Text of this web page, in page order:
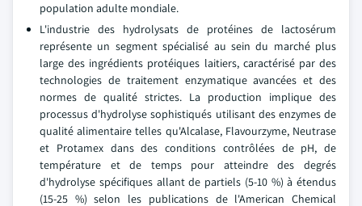
population adulte mondiale.
L'industrie des hydrolysats de protéines de lactosérum
représente un segment spécialisé au sein du marché plus
large des ingrédients protéiques laitiers, caractérisé par des
technologies de traitement enzymatique avancées et des
normes de qualité strictes. La production implique des
processus d'hydrolyse sophistiqués utilisant des enzymes de
qualité alimentaire telles qu'Alcalase, Flavourzyme, Neutrase
et Protamex dans des conditions contrôlées de pH, de
température et de temps pour atteindre des degrés
d'hydrolyse spécifiques allant de partiels (5-10 %) à étendus
(15-25 %) selon les publications de l'American Chemical